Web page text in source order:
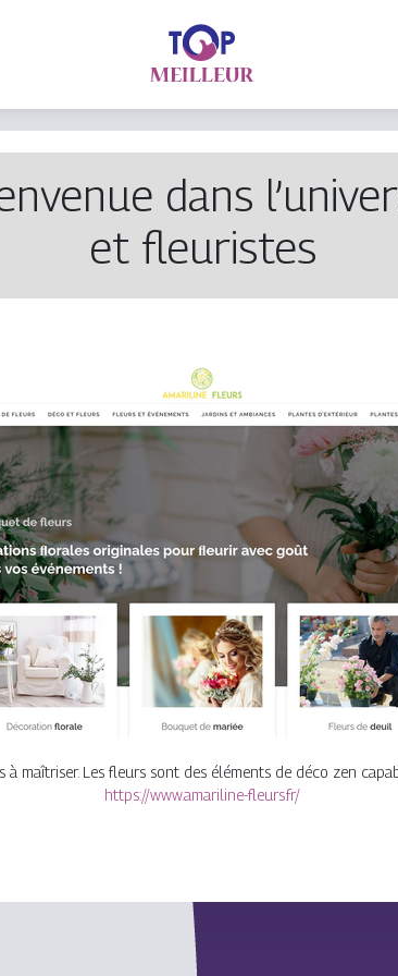
dans
et fleuristes
maîtriser. Les fleurs sont des éléments de déco zen
https://www.amariline-fleurs.fr/